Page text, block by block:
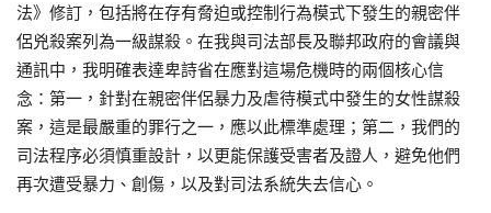
法》修訂，包括將在存有脅迫或控制行為模式下發生的親密伴
侶兇殺案列為一級謀殺。在我與司法部長及聯邦政府的會議與
通訊中，我明確表達卑詩省在應對這場危機時的兩個核心信
念：第一，針對在親密伴侶暴力及虐待模式中發生的女性謀殺
案，這是最嚴重的罪行之一，應以此標準處理；第二，我們的
司法程序必須慎重設計，以更能保護受害者及證人，避免他們
再次遭受暴力、創傷，以及對司法系統失去信心。